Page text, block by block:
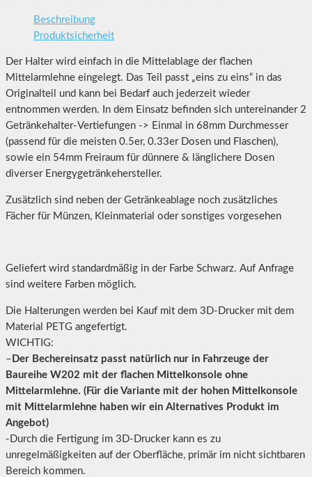
Beschreibung
Produktsicherheit
Der Halter wird einfach in die Mittelablage der flachen
Mittelarmlehne eingelegt. Das Teil passt „eins zu eins“ in das
Originalteil und kann bei Bedarf auch jederzeit wieder
entnommen werden. In dem Einsatz befinden sich untereinander 2
Getränkehalter-Vertiefungen -> Einmal in 68mm Durchmesser
(passend für die meisten 0.5er, 0.33er Dosen und Flaschen),
sowie ein 54mm Freiraum für dünnere & länglichere Dosen
diverser Energygetränkehersteller.
Zusätzlich sind neben der Getränkeablage noch zusätzliches
Fächer für Münzen, Kleinmaterial oder sonstiges vorgesehen
Geliefert wird standardmäßig in der Farbe Schwarz. Auf Anfrage
sind weitere Farben möglich.
Die Halterungen werden bei Kauf mit dem 3D-Drucker mit dem
Material PETG angefertigt.
WICHTIG:
– Der Bechereinsatz passt natürlich nur in Fahrzeuge der
Baureihe W202 mit der flachen Mittelkonsole ohne
Mittelarmlehne. (Für die Variante mit der hohen Mittelkonsole
mit Mittelarmlehne haben wir ein Alternatives Produkt im
Angebot)
-Durch die Fertigung im 3D-Drucker kann es zu
unregelmäßigkeiten auf der Oberfläche, primär im nicht sichtbaren
Bereich kommen.